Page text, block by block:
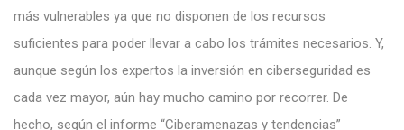
más vulnerables ya que no disponen de los recursos
suficientes para poder llevar a cabo los trámites necesarios. Y,
aunque según los expertos la inversión en ciberseguridad es
cada vez mayor, aún hay mucho camino por recorrer. De
hecho, según el informe “Ciberamenazas y tendencias”